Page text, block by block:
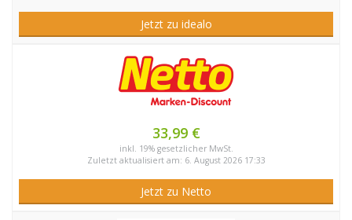
Jetzt zu idealo
33,99 €
inkl. 19% gesetzlicher MwSt.
Zuletzt aktualisiert am: 6. August 2026 17:33
Jetzt zu Netto